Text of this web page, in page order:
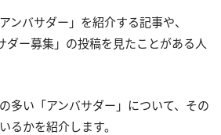
ンバサダー」を紹介する記事や、
ー募集」の投稿を見たことがある人
多い「アンバサダー」について、その
るかを紹介します。